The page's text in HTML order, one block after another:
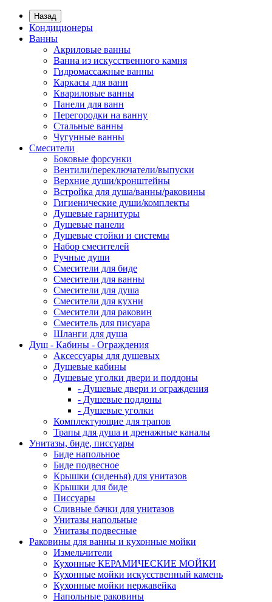
Назад
Кондиционеры
Ванны
Акриловые ванны
Ванна из искусственного камня
Гидромассажные ванны
Каркасы для ванн
Квариловые ванны
Панели для ванн
Перегородки на ванну
Стальные ванны
Чугунные ванны
Смесители
Боковые форсунки
Вентили/переключатели/выпуски
Верхние души/кронштейны
Встройка для душа/ванны/раковины
Гигиенические души/комплекты
Душевые гарнитуры
Душевые панели
Душевые стойки и системы
Набор смесителей
Ручные души
Смесители для биде
Смесители для ванны
Смесители для душа
Смесители для кухни
Смесители для раковин
Смеситель для писуара
Шланги для душа
Душ - Кабины - Ограждения
Аксессуары для душевых
Душевые кабины
Душевые уголки двери и поддоны
- Душевые двери и ограждения
- Душевые поддоны
- Душевые уголки
Комплектующие для трапов
Трапы для душа и дренажные каналы
Унитазы, биде, писсуары
Биде напольное
Биде подвесное
Крышки (сиденья) для унитазов
Крышки для биде
Писсуары
Сливные бачки для унитазов
Унитазы напольные
Унитазы подвесные
Раковины для ванны и кухонные мойки
Измельчители
Кухонные КЕРАМИЧЕСКИЕ МОЙКИ
Кухонные мойки искусственный камень
Кухонные мойки нержавейка
Напольные раковины